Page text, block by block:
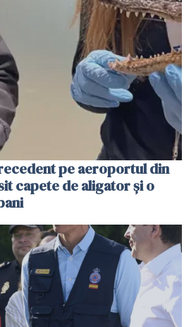
pe aeroportul din
capete de aligator și o